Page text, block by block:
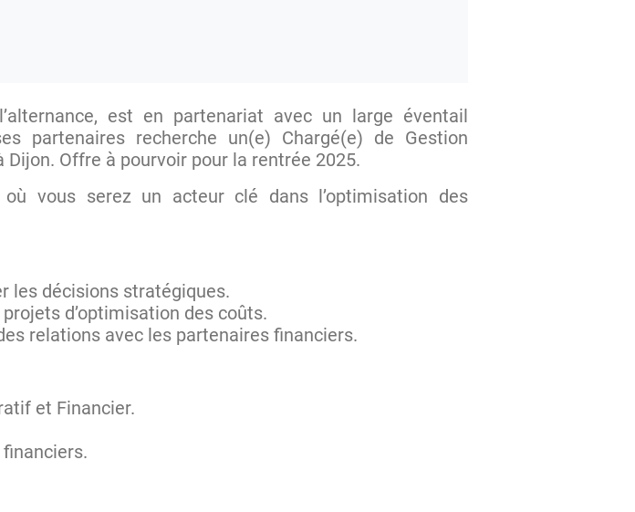
est en partenariat avec un large éventail
partenaires recherche un(e) Chargé(e) de Gestion
Offre à pourvoir pour la rentrée 2025.
vous serez un acteur clé dans l’optimisation des
les décisions stratégiques.
d’optimisation des coûts.
relations avec les partenaires financiers.
et Financier.